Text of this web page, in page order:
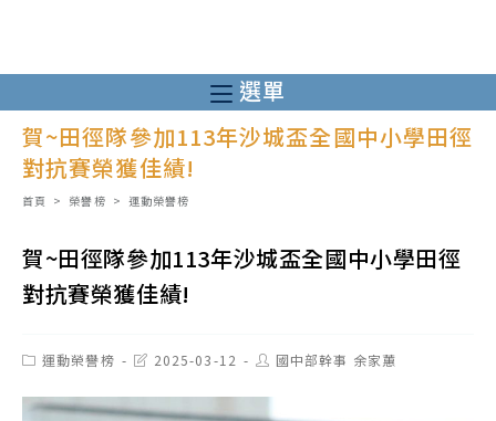
至
主
要
選單
賀~田徑隊參加113年沙城盃全國中小學田徑
對抗賽榮獲佳績!
首頁 > 榮譽榜 > 運動榮譽榜
賀~田徑隊參加113年沙城盃全國中小學田徑
對抗賽榮獲佳績!
Post運動榮譽榜
Post2025-03-12
Post國中部幹事 余家蕙